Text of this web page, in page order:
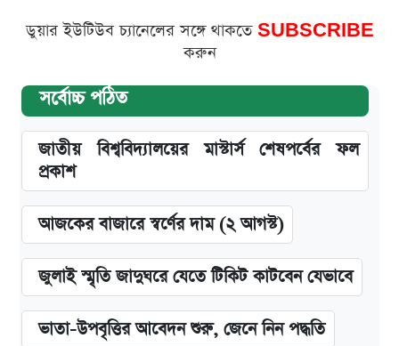
ডুয়ার ইউটিউব চ্যানেলের সঙ্গে থাকতে SUBSCRIBE
করুন
সর্বোচ্চ পঠিত
জাতীয় বিশ্ববিদ্যালয়ের মাস্টার্স শেষপর্বের ফল
প্রকাশ
আজকের বাজারে স্বর্ণের দাম (২ আগস্ট)
জুলাই স্মৃতি জাদুঘরে যেতে টিকিট কাটবেন যেভাবে
ভাতা-উপবৃত্তির আবেদন শুরু, জেনে নিন পদ্ধতি